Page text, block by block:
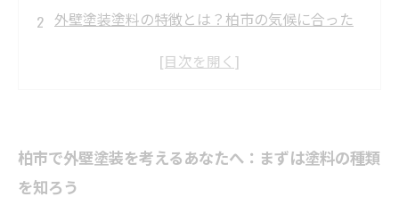
外壁塗装塗料の特徴とは？柏市の気候に合った
メリットとデメリットを比較！柏市の外壁塗装
る外壁塗装の秘訣
安心して住まいを守るために：柏市の外壁塗装
柏市で外壁塗装を考えるあなたへ：まずは塗料の種類
を知ろう